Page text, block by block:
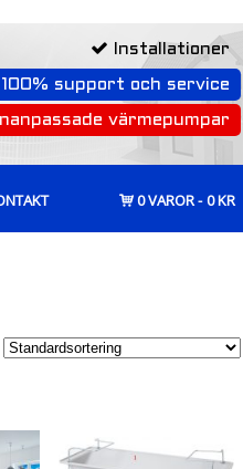
Installationer
100% support och service
värmepumpar
0 VAROR 0 KR